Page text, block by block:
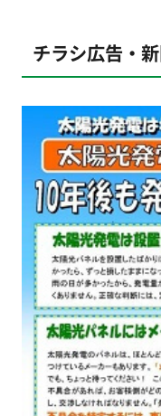
チラシ広告・